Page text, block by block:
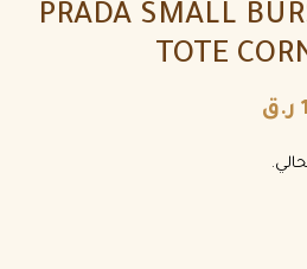
PRADA SMALL
TOTE
ر.ق